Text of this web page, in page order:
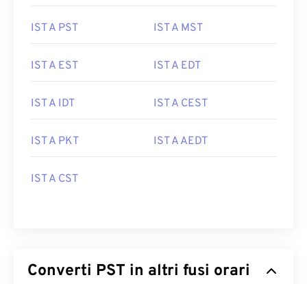
IST A PST IST A MST
IST A EST IST A EDT
IST A IDT IST A CEST
IST A PKT IST A AEDT
IST A CST
Converti PST in altri fusi orari